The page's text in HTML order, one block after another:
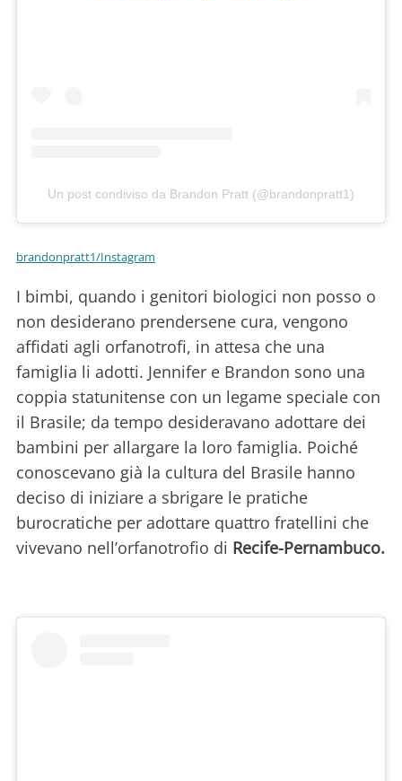
Un post condiviso da Brandon Pratt (@brandonpratt1)
brandonpratt1/Instagram
I bimbi, quando i genitori biologici non posso o
non desiderano prendersene cura, vengono
affidati agli orfanotrofi, in attesa che una
famiglia li adotti. Jennifer e Brandon sono una
coppia statunitense con un legame speciale con
il Brasile; da tempo desideravano adottare dei
bambini per allargare la loro famiglia. Poiché
conoscevano già la cultura del Brasile hanno
deciso di iniziare a sbrigare le pratiche
burocratiche per adottare quattro fratellini che
vivevano nell’orfanotrofio di Recife-Pernambuco.